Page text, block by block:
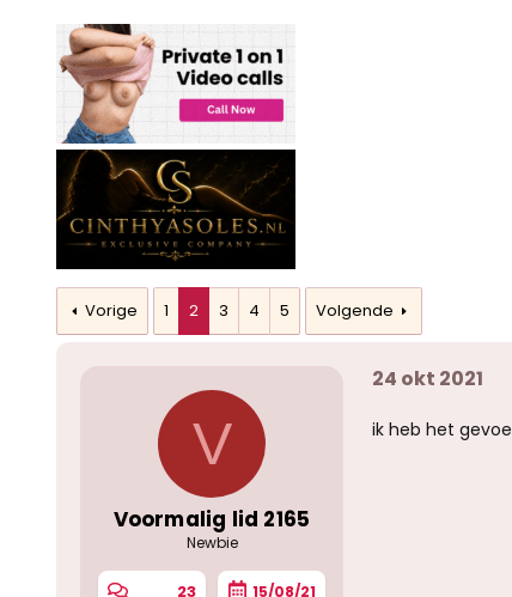
r
Vorige 1 2 3 4 5 Volgende
V
Voormalig lid 2165
Newbie
23 15/08/21
24 okt 2021
ik heb het